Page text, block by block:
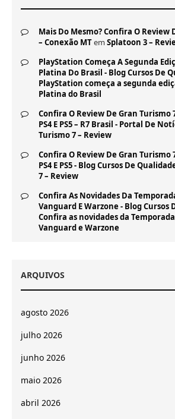
Mais Do Mesmo? Confira O Review
– Conexão MTem Splatoon 3 –
PlayStation Começa A Segunda
Platina Do Brasil - Blog Cursos De
PlayStation começa a segunda
Platina do Brasil
Confira O Review De Gran Turismo
PS4 E PS5 – R7 Brasil - Portal De
Turismo 7 – Review
Confira O Review De Gran Turismo
PS4 E PS5 - Blog Cursos De
7 – Review
Confira As Novidades Da
Vanguard E Warzone - Blog Cursos
Confira as novidades da
Vanguard e Warzone
ARQUIVOS
agosto 2026
julho 2026
junho 2026
maio 2026
abril 2026